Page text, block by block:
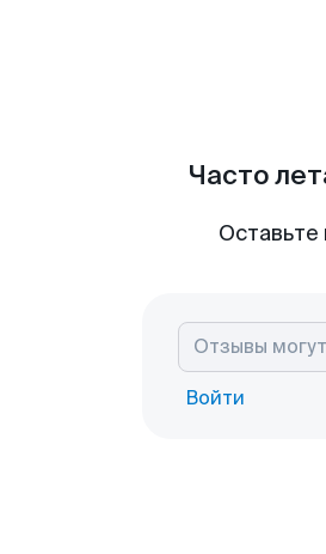
Часто
Войти